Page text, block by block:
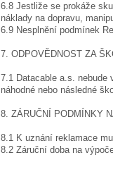
6.8 Jestliže se prokáže
náklady na dopravu,
6.9 Nesplnění podmínek
7. ODPOVĚDNOST ZA
7.1 Datacable a.s.
náhodné nebo následné
8. ZÁRUČNÍ PODMÍNKY
8.1 K uznání reklamace
8.2 Záruční doba na